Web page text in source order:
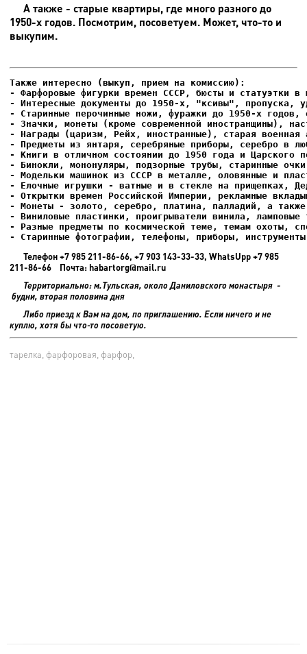
А также - старые квартиры, где много разного до
1950-х годов. Посмотрим, посоветуем. Может, что-то и
выкупим.
- Фарфоровые фигурки времен СССР, бюсты и статуэтки в
- Интересные документы до 1950-х, "ксивы", пропуска,
- Елочные игрушки - ватные и в стекле на прищепках,
- Старинные фотографии, телефоны, приборы,
Телефон +7 985 211-86-66, +7 903 143-33-33, WhatsUpp +7 985
211-86-66 Почта: habartorg@mail.ru
Территориально: м.Тульская, около Даниловского монастыря -
будни, вторая половина дня
Либо приезд к Вам на дом, по приглашению. Если ничего и не
куплю, хотя бы что-то посоветую.
тарелка, фарфоровая, фарфор,